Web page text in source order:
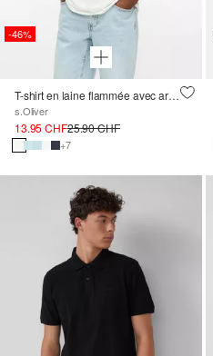
-46%
T-shirt en laine flammée avec artwork
s.Oliver
13.95 CHF25.90 CHF
+7